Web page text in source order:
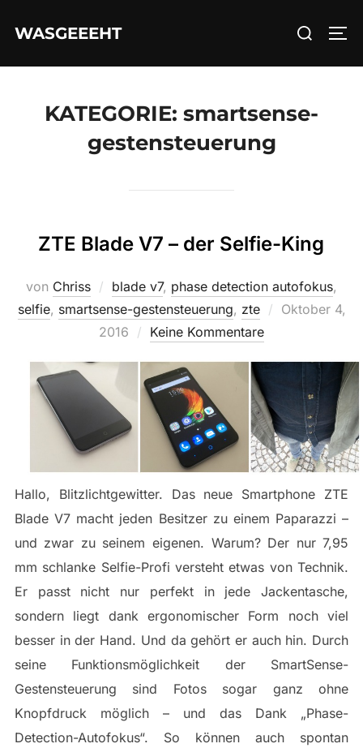
InhaltWASGEEEHT
Suchen
KATEGORIE: smartsense-
gestensteuerung
ZTE Blade V7 – der Selfie-King
von Chriss blade v7, phase detection autofokus,
selfie, smartsense-gestensteuerung, zte
Veröffentlicht
Oktober 4,
2016
Keine Kommentare
Hallo, Blitzlichtgewitter. Das neue Smartphone ZTE
Blade V7 macht jeden Besitzer zu einem Paparazzi –
und zwar zu seinem eigenen. Warum? Der nur 7,95
mm schlanke Selfie-Profi versteht etwas von Technik.
Er passt nicht nur perfekt in jede Jackentasche,
sondern liegt dank ergonomischer Form noch viel
besser in der Hand. Und da gehört er auch hin. Durch
seine Funktionsmöglichkeit der SmartSense-
Gestensteuerung sind Fotos sogar ganz ohne
Knopfdruck möglich – und das Dank „Phase-
Detection-Autofokus“. So können auch spontan